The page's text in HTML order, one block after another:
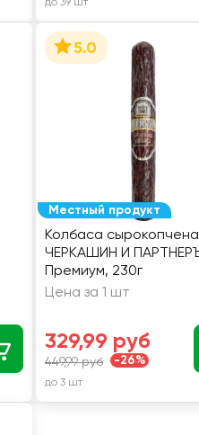
Местный продукт
5.0
Колбаса
ЧЕРКАШИН И
Премиум, 230г
Цена за 1 шт
329,99 руб
449,99 руб -26%
до 3 шт